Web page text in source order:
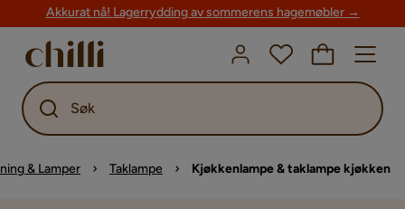
Akkurat nå! Lagerrydding av sommerens hagemøbler →
Søk
& Lamper Taklampe Kjøkkenlampe & taklampe kjøkken